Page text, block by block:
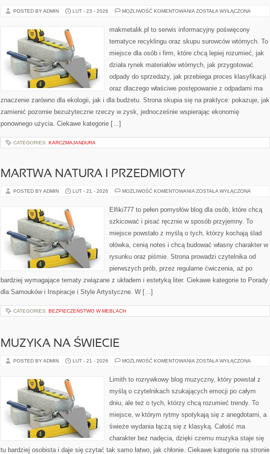
POSTED BY ADMIN LUT - 23 - 2026 MOŻLIWOŚĆ KOMENTOWANIA SUROWCE
ZOSTAŁA WYŁĄCZONA
makmetalik.pl to serwis informacyjny poświęcony
tematyce recyklingu oraz skupu surowców wtórnych. To
miejsce dla osób i firm, które chcą lepiej rozumieć, jak
działa rynek materiałów wtórnych, jak przygotować
odpady do sprzedaży, jak przebiega proces klasyfikacji
oraz dlaczego właściwe postępowanie z odpadami ma
znaczenie zarówno dla ekologii, jak i dla budżetu. Strona skupia się na praktyce: pokazuje, jak
zamienić pozornie bezużyteczne rzeczy w zysk, jednocześnie wspierając ekonomię
ponownego użycia. Ciekawe kategorie […]
CATEGORIES: KARCZMAJANDURA
MARTWA NATURA I PRZEDMIOTY
POSTED BY ADMIN LUT - 21 - 2026 MOŻLIWOŚĆ KOMENTOWANIA MARTWA
PRZEDMIOTY
ZOSTAŁA WYŁĄCZONA
Elfiki777 to pełen pomysłów blog dla osób, które chcą
szkicować i pisać ręcznie w sposób przyjemny. To
miejsce powstało z myślą o tych, którzy kochają ślad
ołówka, cenią notes i chcą budować własny charakter w
rysunku oraz piśmie. Strona prowadzi czytelnika od
pierwszych prób, przez regularne ćwiczenia, aż po
bardziej wymagające tematy związane z układem i estetyką liter. Ciekawe kategorie to Porady
dla Samouków i Inspiracje i Style Artystyczne. W […]
CATEGORIES: BEZPIECZEŃSTWO W MEBLACH
MUZYKA NA ŚWIECIE
POSTED BY ADMIN LUT - 21 - 2026 MOŻLIWOŚĆ KOMENTOWANIA MUZYKA
ZOSTAŁA WYŁĄCZONA
Limith to rozrywkowy blog muzyczny, który powstał z
myślą o czytelnikach szukających emocji po całym
dniu, ale też o tych, którzy chcą rozumieć trendy. To
miejsce, w którym rytmy spotykają się z anegdotami, a
świeże wydania łączą się z klasyką. Całość ma
charakter bez nadęcia, dzięki czemu muzyka staje się
tu bardziej osobista i daje się czytać tak samo łatwo, jak chłonie. Ciekawe kategorie na stronie